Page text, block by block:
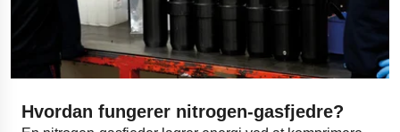
Hvordan fungerer nitrogen-gasfjedre?